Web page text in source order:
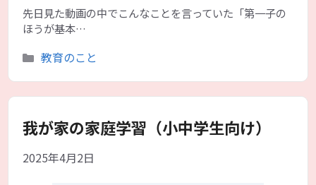
先日見た動画の中でこんなことを言っていた「第一子の
ほうが基本…
カ
ー
教育のこと
我が家の家庭学習（小中学生向け）
2025年4月2日